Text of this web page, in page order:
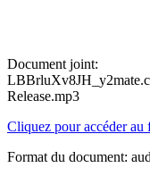
Document joint:
Release.mp3
Cliquez pour accéder au
Format du document: